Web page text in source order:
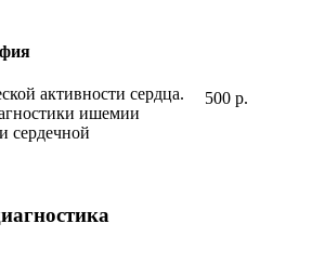
активности сердца.
ишемии
сердечной
500 р.